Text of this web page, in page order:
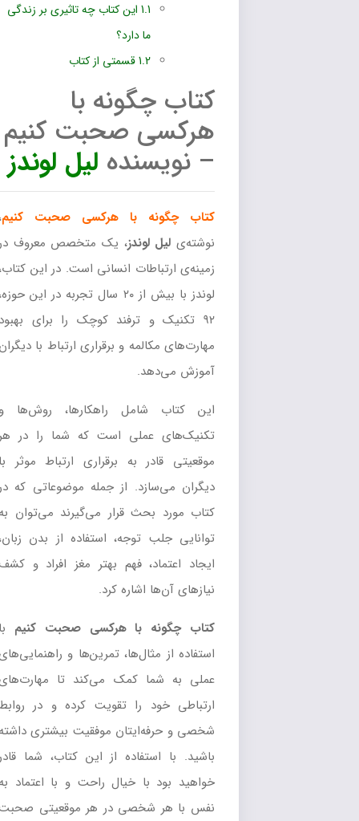
این کتاب چه تاثیری بر زندگی
قسمتی از کتاب
کتاب چگونه با
هرکسی صحبت کنیم
– نویسندهلیل لوندز
کتاب چگونه با هرکسی صحبت کنیم،
نوشته‌یلیل لوندز، یک متخصص معروف در
زمینه‌ی ارتباطات انسانی است. در این کتاب،
لوندز با بیش از ۲۰ سال تجربه در این حوزه،
۹۲ تکنیک و ترفند کوچک را برای بهبود
مهارت‌های مکالمه و برقراری ارتباط با دیگران
آموزش می‌دهد.
این کتاب شامل راهکارها، روش‌ها و
تکنیک‌های عملی است که شما را در هر
موقعیتی قادر به برقراری ارتباط موثر با
دیگران می‌سازد. از جمله موضوعاتی که در
کتاب مورد بحث قرار می‌گیرند می‌توان به
توانایی جلب توجه، استفاده از بدن زبان،
ایجاد اعتماد، فهم بهتر مغز افراد و کشف
نیازهای آن‌ها اشاره کرد.
کتاب چگونه با هرکسی صحبت کنیمبا
استفاده از مثال‌ها، تمرین‌ها و راهنمایی‌های
عملی به شما کمک می‌کند تا مهارت‌های
ارتباطی خود را تقویت کرده و در روابط
شخصی و حرفه‌ایتان موفقیت بیشتری داشته
باشید. با استفاده از این کتاب، شما قادر
خواهید بود با خیال راحت و با اعتماد به
نفس با هر شخصی در هر موقعیتی صحبت